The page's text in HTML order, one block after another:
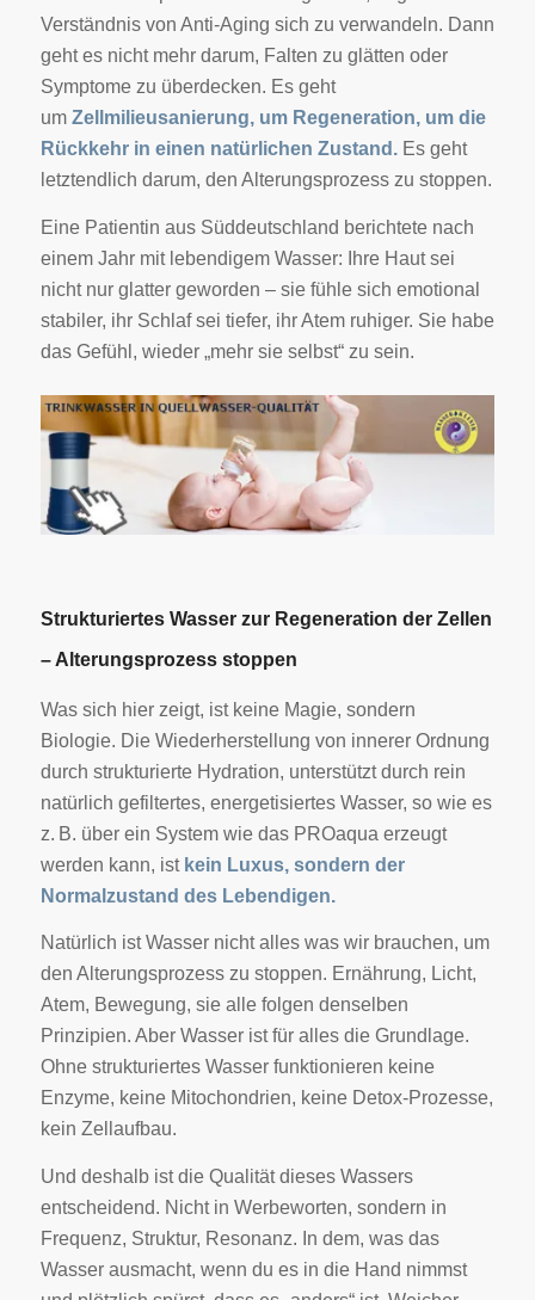
Verständnis von Anti-Aging sich zu verwandeln. Dann
geht es nicht mehr darum, Falten zu glätten oder
Symptome zu überdecken. Es geht
um Zellmilieusanierung, um Regeneration, um die
Rückkehr in einen natürlichen Zustand. Es geht
letztendlich darum, den Alterungsprozess zu stoppen.
Eine Patientin aus Süddeutschland berichtete nach
einem Jahr mit lebendigem Wasser: Ihre Haut sei
nicht nur glatter geworden – sie fühle sich emotional
stabiler, ihr Schlaf sei tiefer, ihr Atem ruhiger. Sie habe
das Gefühl, wieder „mehr sie selbst“ zu sein.
Strukturiertes Wasser zur Regeneration der Zellen
– Alterungsprozess stoppen
Was sich hier zeigt, ist keine Magie, sondern
Biologie. Die Wiederherstellung von innerer Ordnung
durch strukturierte Hydration, unterstützt durch rein
natürlich gefiltertes, energetisiertes Wasser, so wie es
z. B. über ein System wie das PROaqua erzeugt
werden kann, ist kein Luxus, sondern der
Normalzustand des Lebendigen.
Natürlich ist Wasser nicht alles was wir brauchen, um
den Alterungsprozess zu stoppen. Ernährung, Licht,
Atem, Bewegung, sie alle folgen denselben
Prinzipien. Aber Wasser ist für alles die Grundlage.
Ohne strukturiertes Wasser funktionieren keine
Enzyme, keine Mitochondrien, keine Detox-Prozesse,
kein Zellaufbau.
Und deshalb ist die Qualität dieses Wassers
entscheidend. Nicht in Werbeworten, sondern in
Frequenz, Struktur, Resonanz. In dem, was das
Wasser ausmacht, wenn du es in die Hand nimmst